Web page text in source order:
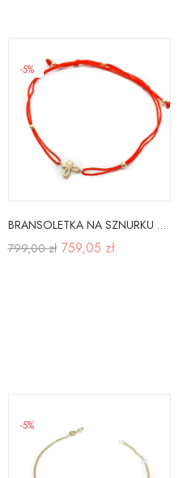
-5%
BRANSOLETKA NA SZNURKU ZŁOTA MOTYLEK B953
799,00 zł 759,05 zł
-5%